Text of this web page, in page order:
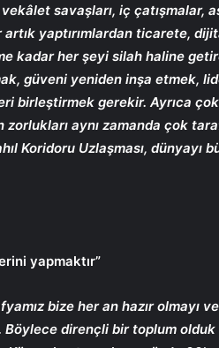
savaşları, iç çatışmalar,
yaptırımlardan ticarete,
kadar her şeyi silah haline
güveni yeniden inşa etmek,
birleştirmek gerekir. Ayrıca
aynı zamanda çok
Koridoru Uzlaşması, dünyayı
yapmaktır”
bize her an hazır olmayı
Böylece dirençli bir toplum